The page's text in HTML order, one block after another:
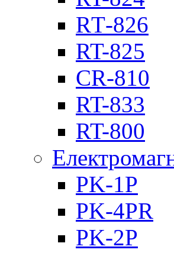
RТ-826
RT-825
CR-810
RT-833
RT-800
PK-1P
PK-4PR
PK-2Р